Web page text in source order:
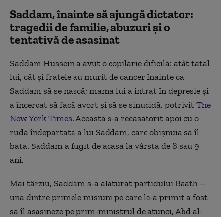
Saddam, înainte să ajungă dictator:
tragedii de familie, abuzuri și o
tentativă de asasinat
Saddam Hussein a avut o copilărie dificilă: atât tatăl
lui, cât și fratele au murit de cancer înainte ca
Saddam să se nască; mama lui a intrat în depresie și
a încercat să facă avort și să se sinucidă, potrivitThe
New York Times. Aceasta s-a recăsătorit apoi cu o
rudă îndepărtată a lui Saddam, care obișnuia să îl
bată. Saddam a fugit de acasă la vârsta de 8 sau 9
ani.
Mai târziu, Saddam s-a alăturat partidului Baath –
una dintre primele misiuni pe care le-a primit a fost
să îl asasineze pe prim-ministrul de atunci, Abd al-